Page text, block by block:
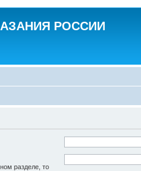
РОССИИ
разделе, то